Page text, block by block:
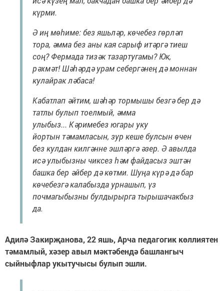
күрми.
Ә иң мөһиме: без яшьләр, көчебез гөрләп
тора, әмма без аны кая сарыф итәргә тиеш
соң? Фермада тизәк тазартугамы? Юк,
рәхмәт! Шәһәрдә урам себергәнең дә моннан
кулайрак ләбаса!
Кабатлап әйтим, шәһәр тормышы безгә бер дә
татлы булып тоелмый, әмма
улыбыз... Кәримебез югары уку
йортын тәмамласын, зур кеше булсын өчен
без кулдан килгәнне эшләргә әзер. Ә авылда
исә улыбызны чиксез һәм файдасыз эштән
башка бер әйбер дә көтми. Шуңа күрә дә бар
көчебезгә калабызда урнашып, үз
почмагыбызны булдырырга тырышачакбыз
да.
Адилә Закирҗанова, 22 яшь, Арча педагогик көллиятен
тәмамлый, хәзер авыл мәктәбендә башлангыч
сыйныфлар укытучысы булып эшли.